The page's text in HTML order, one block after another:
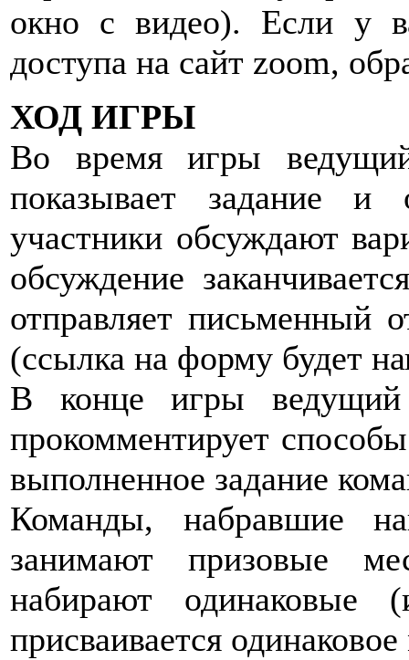
окно с видео). Если у
доступа на сайт zoom,
ХОД ИГРЫ
Во время игры
показывает задание и
участники обсуждают
обсуждение
отправляет письменный
(ссылка на форму будет
В конце игры ведущий
прокомментирует
выполненное задание
Команды, набравшие
занимают призовые
набирают
присваивается